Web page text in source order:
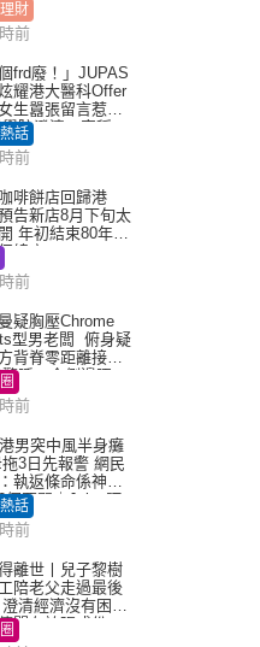
財
前
個frd廢！」JUPAS
耀港大醫科Offer
生囂張留言惹眾
院澄清：宣稱
分獲錄取」不符事
叮
話
前
啡餅店回歸港
告新店8月下旬太
年初結束80年歷
總店
前
疑胸壓Chrome
型男老闆 俯身疑
背脊零距離接觸
呼：企側邊唔
前
男突中風半身癱
3日先報警 網民
執返條命係神蹟
個惡習｜Juicy叮
話
前
離世丨兒子黎樹
陪老父走過最後
清經濟沒有困
聞有誇張成份